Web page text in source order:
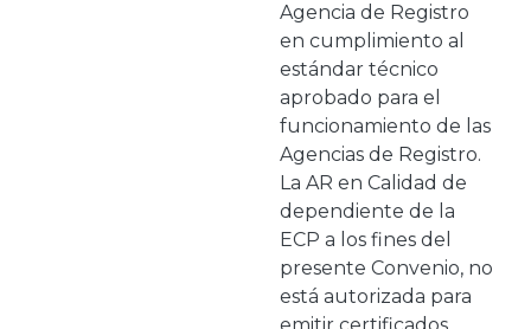
Agencia de Registro
en cumplimiento al
estándar técnico
aprobado para el
funcionamiento de las
Agencias de Registro.
La AR en Calidad de
dependiente de la
ECP a los fines del
presente Convenio, no
está autorizada para